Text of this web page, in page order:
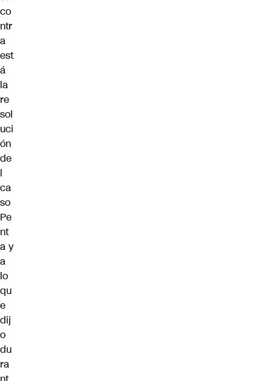
co
ntr
a
est
á
la
re
sol
uci
ón
de
l
ca
so
Pe
nt
a y
a
lo
qu
e
dij
o
du
ra